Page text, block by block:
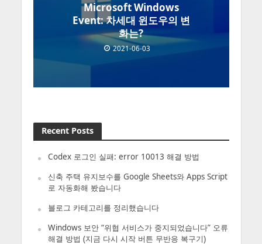
Microsoft Windows
Event: 차세대 윈도우의 변
화는?
2021-06-03
Recent Posts
Codex 로그인 실패: error 10013 해결 방법
신축 주택 유지보수를 Google Sheets와 Apps Script
로 자동화해 봤습니다
블로그 카테고리를 정리했습니다
Windows 보안 “위협 서비스가 중지되었습니다” 오류
해결 방법 (지금 다시 시작 버튼 무반응 복구기)